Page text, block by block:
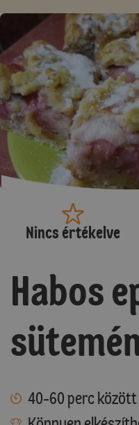
Nincs értékelve
Habos
40-60 perc között